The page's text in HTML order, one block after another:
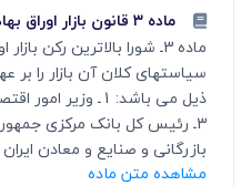
ماده ۳ قانون بازار اوراق بهادار جمهوری اسلامی ایران
ماده 3ـ شورا بالاترین رکن
سیاستهای کلان آن بازار را بر
بازرگانی و صنایع و معادن
مشاهده متن ماده